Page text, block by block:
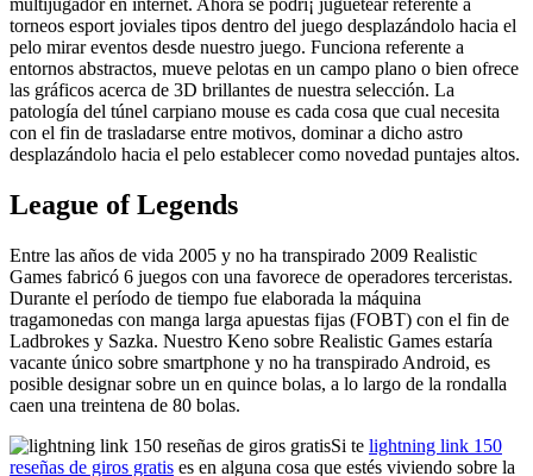
multijugador en internet. Ahora se podrí¡ juguetear referente a
torneos esport joviales tipos dentro del juego desplazándolo hacia el
pelo mirar eventos desde nuestro juego. Funciona referente a
entornos abstractos, mueve pelotas en un campo plano o bien ofrece
las gráficos acerca de 3D brillantes de nuestra selección. La
patologí­a del túnel carpiano mouse es cada cosa que cual necesita
con el fin de trasladarse entre motivos, dominar a dicho astro
desplazándolo hacia el pelo establecer como novedad puntajes altos.
League of Legends
Entre las años de vida 2005 y no ha transpirado 2009 Realistic
Games fabricó 6 juegos con una favorece de operadores terceristas.
Durante el período de tiempo fue elaborada la máquina
tragamonedas con manga larga apuestas fijas (FOBT) con el fin de
Ladbrokes y Sazka. Nuestro Keno sobre Realistic Games estaría
vacante único sobre smartphone y no ha transpirado Android, es
posible designar sobre un en quince bolas, a lo largo de la rondalla
caen una treintena de 80 bolas.
Si te lightning link 150
reseñas de giros gratis es en alguna cosa que estés viviendo sobre la